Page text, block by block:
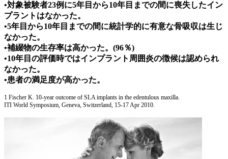
•対象被験者23例に5年目から10年目までの間に喪失したイン
プラントはなかった。
•5年目から10年目までの間に統計学的に有意な骨吸収は生じ
なかった。
•補綴物の生存率は高かった。(96％)
•10年目の評価時ではインプラント周囲炎の徴候は認められ
なかった。
•患者の満足度が高かった。
1 Fischer K. 10-year outcome of SLA implants in the edentulous maxilla.
ITI World Symposium, Geneva, Switzerland, 15-17 Apr 2010.